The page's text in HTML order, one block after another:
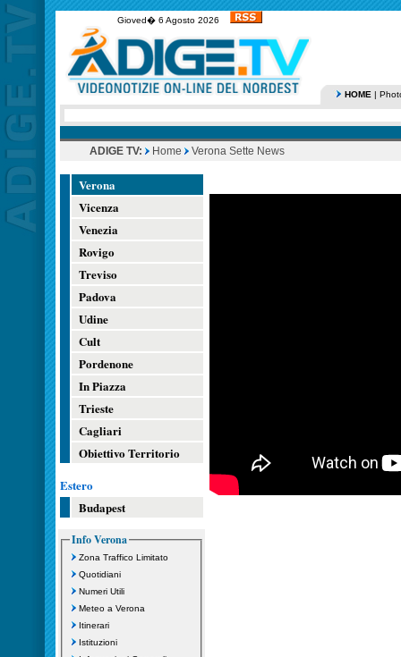
Gioved� 6 Agosto 2026
HOME |
ADIGE TV: Home Verona Sette News
Verona
Vicenza
Venezia
Rovigo
Treviso
Padova
Udine
Cult
Pordenone
In Piazza
Trieste
Cagliari
Obiettivo Territorio
Estero
Budapest
Info Verona
Zona Traffico Limitato
Quotidiani
Numeri Utili
Meteo a Verona
Itinerari
Istituzioni